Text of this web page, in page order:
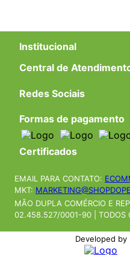
Institucional
Central de
Redes Sociais
Formas de pagamento
Certificados
EMAIL PARA CONTATO:
MKT:
MÃO DUPLA COMÉRCIO E
02.458.527/0001-90 | TODOS
Developed by